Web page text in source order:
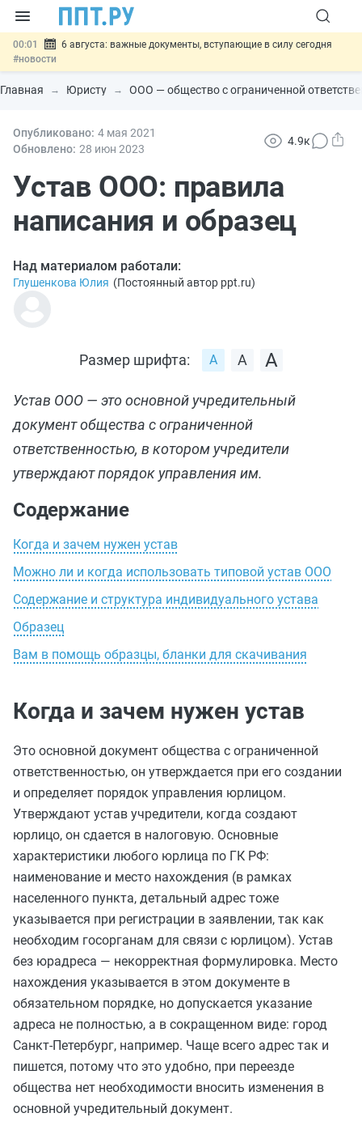
00:01
6 августа: важные документы, вступающие в силу сегодня
#новости
05.08 Обновили сообщения НПФ о договорах НПО и долгосрочных
сбережений#новости
05.08 Систему страхования вкладов распространили на электронные
кошельки#новости
#новости
Главная Юристу ООО — общество с ограниченной
Опубликовано: 4 мая 2021
Обновлено: 28 июн 2023
4.9к
Устав ООО: правила
написания и образец
Над материалом работали:
Глушенкова Юлия (Постоянный автор ppt.ru)
Размер шрифта:
Устав ООО — это основной учредительный
документ общества с ограниченной
ответственностью, в котором учредители
утверждают порядок управления им.
Содержание
Когда и зачем нужен устав
Можно ли и когда использовать типовой устав ООО
Содержание и структура индивидуального устава
Образец
Вам в помощь образцы, бланки для скачивания
Когда и зачем нужен устав
Это основной документ общества с ограниченной
ответственностью, он утверждается при его создании
и определяет порядок управления юрлицом.
Утверждают устав учредители, когда создают
юрлицо, он сдается в налоговую. Основные
характеристики любого юрлица по ГК РФ:
наименование и место нахождения (в рамках
населенного пункта, детальный адрес тоже
указывается при регистрации в заявлении, так как
необходим госорганам для связи с юрлицом). Устав
без юрадреса — некорректная формулировка. Место
нахождения указывается в этом документе в
обязательном порядке, но допускается указание
адреса не полностью, а в сокращенном виде: город
Санкт-Петербург, например. Чаще всего адрес так и
пишется, потому что это удобно, при переезде
общества нет необходимости вносить изменения в
основной учредительный документ.